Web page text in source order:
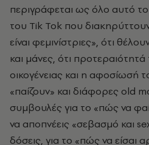
περιγράφεται ως όλο αυτό
του Tik Tok που διακηρύττουν
είναι φεμινίστριες», ότι
και μάνες, ότι προτεραιότητά
οικογένειας και η αφοσίωσή
«παίζουν» και διάφορες old
συμβουλές για το «πώς να
να αποπνέεις «σεβασμό και
δόσεις, για το «πώς να είσαι